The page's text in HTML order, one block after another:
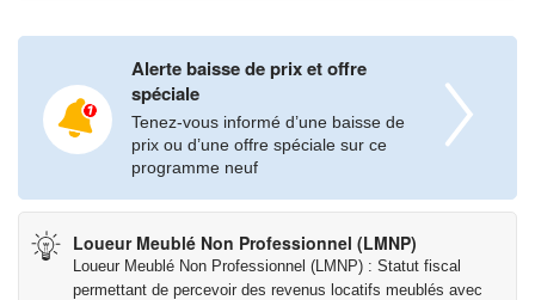
Alerte baisse de prix et offre
spéciale
Tenez-vous informé d’une baisse de
prix ou d’une offre spéciale sur ce
programme neuf
Loueur Meublé Non Professionnel (LMNP)
Loueur Meublé Non Professionnel (LMNP) : Statut fiscal
permettant de percevoir des revenus locatifs meublés avec